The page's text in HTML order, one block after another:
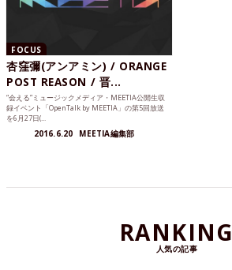
FOCUS
杏窪彌(アンアミン) / ORANGE
POST REASON / 晋...
“会える”ミュージックメディア・MEETIA公開生収
録イベント「OpenTalk by MEETIA」の第5回放送
を6月27日(...
2016.6.20 MEETIA編集部
RANKING
人気の記事